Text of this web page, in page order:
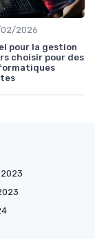
2026
pour la gestion
choisir pour des